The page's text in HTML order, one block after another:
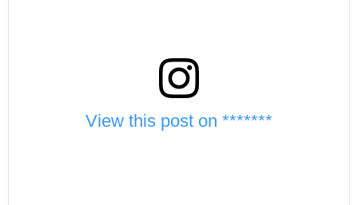
View this post on *******